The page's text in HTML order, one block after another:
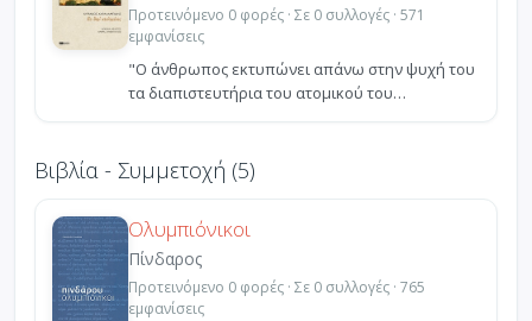
Προτεινόμενο 0 φορές · Σε 0 συλλογές · 571
εμφανίσεις
"Ο άνθρωπος εκτυπώνει απάνω στην ψυχή του
τα διαπιστευτήρια του ατομικού του
Βιβλία - Συμμετοχή (5)
Ολυμπιόνικοι
Πίνδαρος
Προτεινόμενο 0 φορές · Σε 0 συλλογές · 765
εμφανίσεις